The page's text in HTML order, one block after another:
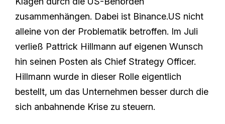
zusammenhängen. Dabei ist Binance.US nicht
alleine von der Problematik betroffen. Im Juli
verließ Pattrick Hillmann auf eigenen Wunsch
hin seinen Posten als Chief Strategy Officer.
Hillmann wurde in dieser Rolle eigentlich
bestellt, um das Unternehmen besser durch die
sich anbahnende Krise zu steuern.